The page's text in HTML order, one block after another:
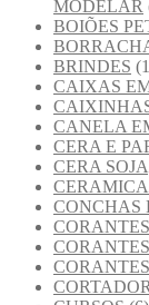
MODELAR
BOIÕES
BRINDES
CAIXAS
CANELA
CERA E
CERA SOJA
CONCHAS